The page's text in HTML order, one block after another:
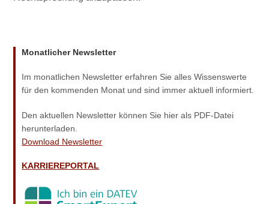
Monatlicher Newsletter
Im monat­li­chen News­let­ter erfah­ren Sie alles Wis­sens­wer­te
für den kom­men­den Monat und sind immer aktu­ell informiert.
Den aktu­el­len News­let­ter kön­nen Sie hier als PDF-Datei
herunterladen.
Down­load Newsletter
KARRIEREPORTAL